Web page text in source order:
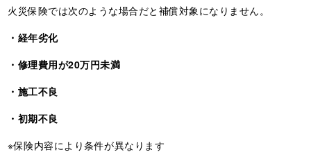
火災保険では次のような場合だと補償対象になりません。
・経年劣化
・修理費用が20万円未満
・施工不良
・初期不良
※保険内容により条件が異なります